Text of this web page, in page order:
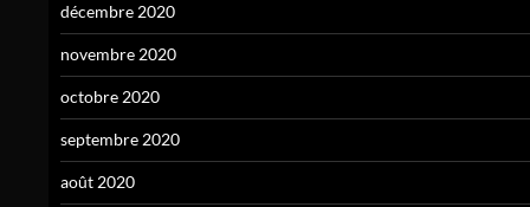
décembre 2020
novembre 2020
octobre 2020
septembre 2020
août 2020